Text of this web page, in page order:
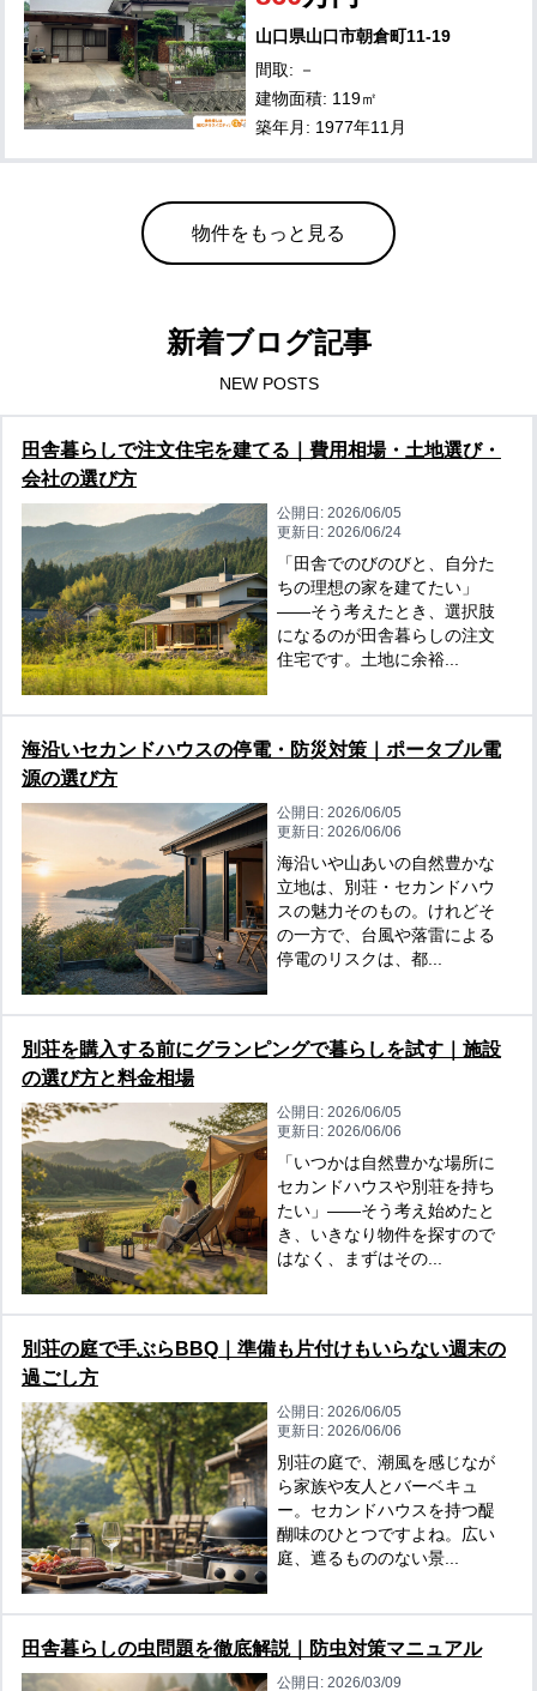
山口県山口市朝倉町11-19
間取: －
建物面積: 119㎡
築年月: 1977年11月
物件をもっと見る
新着ブログ記事
NEW POSTS
田舎暮らしで注文住宅を建てる｜費用相場・土地選び・
会社の選び方
公開日: 2026/06/05
更新日: 2026/06/24
「田舎でのびのびと、自分た
ちの理想の家を建てたい」
——そう考えたとき、選択肢
になるのが田舎暮らしの注文
住宅です。土地に余裕...
海沿いセカンドハウスの停電・防災対策｜ポータブル電
源の選び方
公開日: 2026/06/05
更新日: 2026/06/06
海沿いや山あいの自然豊かな
立地は、別荘・セカンドハウ
スの魅力そのもの。けれどそ
の一方で、台風や落雷による
停電のリスクは、都...
別荘を購入する前にグランピングで暮らしを試す｜施設
の選び方と料金相場
公開日: 2026/06/05
更新日: 2026/06/06
「いつかは自然豊かな場所に
セカンドハウスや別荘を持ち
たい」——そう考え始めたと
き、いきなり物件を探すので
はなく、まずはその...
別荘の庭で手ぶらBBQ｜準備も片付けもいらない週末の
過ごし方
公開日: 2026/06/05
更新日: 2026/06/06
別荘の庭で、潮風を感じなが
ら家族や友人とバーベキュ
ー。セカンドハウスを持つ醍
醐味のひとつですよね。広い
庭、遮るもののない景...
田舎暮らしの虫問題を徹底解説｜防虫対策マニュアル
公開日: 2026/03/09